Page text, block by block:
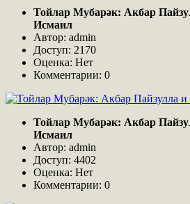
Тойлар Мубарәк: Акбар
Исмаил
Автор: admin
Доступ: 2170
Оценка: Нет
Комментарии: 0
Тойлар Мубарәк: Акбар
Исмаил
Автор: admin
Доступ: 4402
Оценка: Нет
Комментарии: 0